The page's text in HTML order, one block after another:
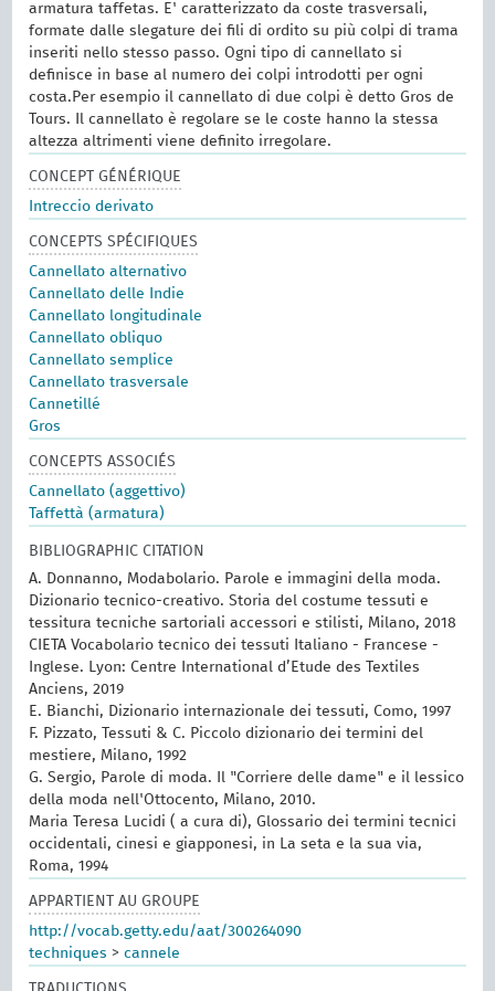
armatura taffetas. E' caratterizzato da coste trasversali,
formate dalle slegature dei fili di ordito su più colpi di trama
inseriti nello stesso passo. Ogni tipo di cannellato si
definisce in base al numero dei colpi introdotti per ogni
costa.Per esempio il cannellato di due colpi è detto Gros de
Tours. Il cannellato è regolare se le coste hanno la stessa
altezza altrimenti viene definito irregolare.
CONCEPT GÉNÉRIQUE
Intreccio derivato
CONCEPTS SPÉCIFIQUES
Cannellato alternativo
Cannellato delle Indie
Cannellato longitudinale
Cannellato obliquo
Cannellato semplice
Cannellato trasversale
Cannetillé
Gros
CONCEPTS ASSOCIÉS
Cannellato (aggettivo)
Taffettà (armatura)
BIBLIOGRAPHIC CITATION
A. Donnanno, Modabolario. Parole e immagini della moda.
Dizionario tecnico-creativo. Storia del costume tessuti e
tessitura tecniche sartoriali accessori e stilisti, Milano, 2018
CIETA Vocabolario tecnico dei tessuti Italiano - Francese -
Inglese. Lyon: Centre International d’Etude des Textiles
Anciens, 2019
E. Bianchi, Dizionario internazionale dei tessuti, Como, 1997
F. Pizzato, Tessuti & C. Piccolo dizionario dei termini del
mestiere, Milano, 1992
G. Sergio, Parole di moda. Il "Corriere delle dame" e il lessico
della moda nell'Ottocento, Milano, 2010.
Maria Teresa Lucidi ( a cura di), Glossario dei termini tecnici
occidentali, cinesi e giapponesi, in La seta e la sua via,
Roma, 1994
APPARTIENT AU GROUPE
http://vocab.getty.edu/aat/300264090
techniques >cannele